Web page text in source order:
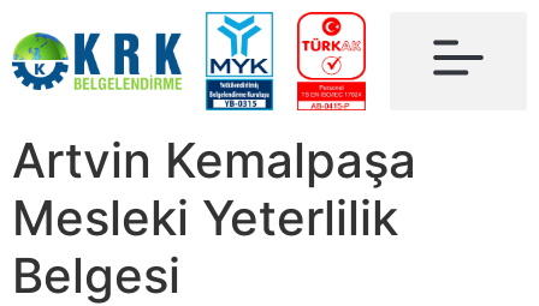
Artvin Kemalpaşa
Mesleki Yeterlilik
Belgesi